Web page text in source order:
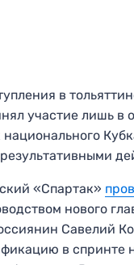
в
участие лишь в
национального
«Спартак»
нового
Савелий
в спринте